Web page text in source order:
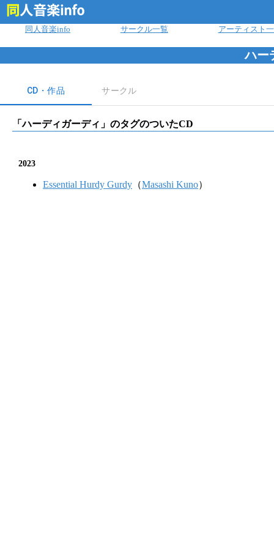
同人音楽info サークル一覧 アーティスト
ハー
CD・作品 サークル
「ハーディガーディ 」のタグのついたCD
2023
Essential Hurdy Gurdy （Masashi Kuno）